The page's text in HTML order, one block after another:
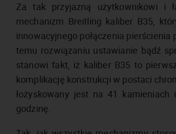
Za tak przyjazną użytkownikowi i
mechanizm Breitling kaliber B35,
innowacyjnego połączenia
temu rozwiązaniu ustawianie bądź
stanowi fakt, iż kaliber B35 to
komplikację konstrukcji w postaci
łożyskowany jest na 41
godzinę.